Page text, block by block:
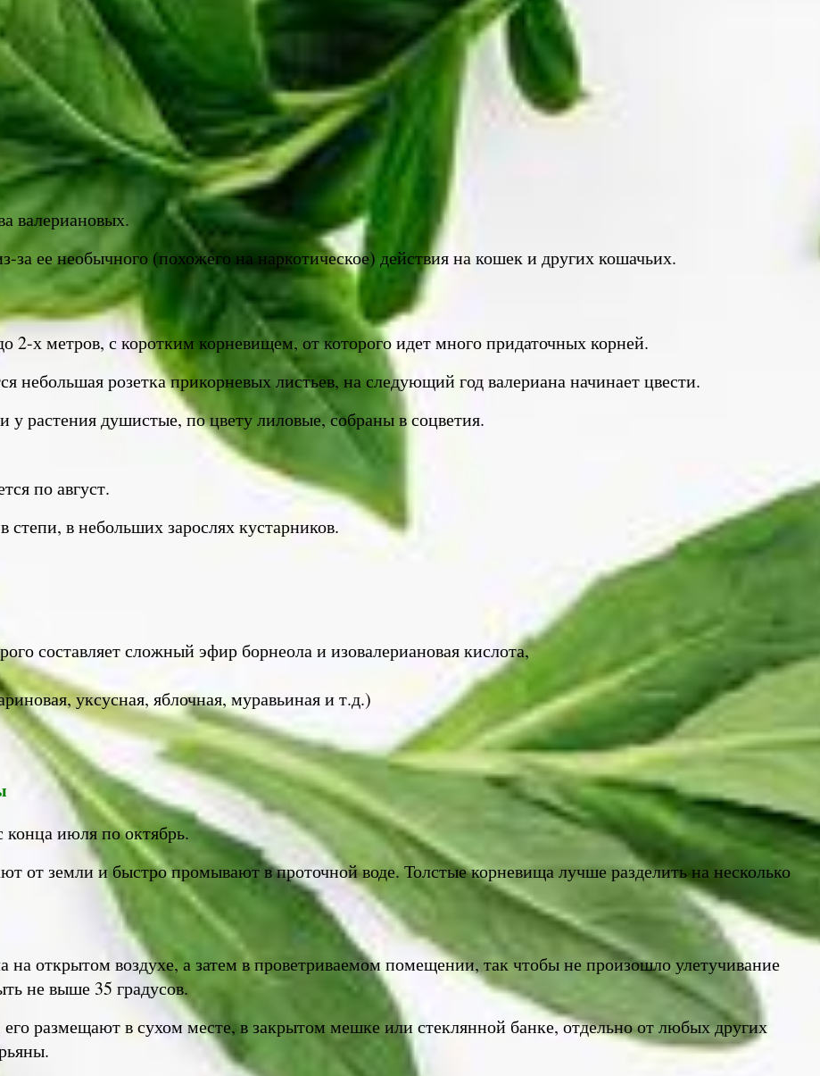
валериановых.
ее необычного (похожего на наркотическое) действия на кошек и других кошачьих.
2-х метров, с коротким корневищем, от которого идет много придаточных корней.
небольшая розетка прикорневых листьев, на следующий год валериана начинает цвести.
растения душистые, по цвету лиловые, собраны в соцветия.
по август.
степи, в небольших зарослях кустарников.
составляет сложный эфир борнеола и изовалериановая кислота,
уксусная, яблочная, муравьиная и т.д.)
конца июля по октябрь.
от земли и быстро промывают в проточной воде. Толстые корневища лучше разделить на несколько
на открытом воздухе, а затем в проветриваемом помещении, так чтобы не произошло улетучивание
не выше 35 градусов.
его размещают в сухом месте, в закрытом мешке или стеклянной банке, отдельно от любых других